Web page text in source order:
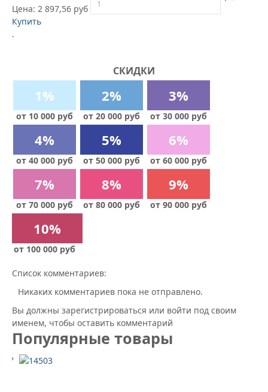
Цена: 2 897,56 руб
Купить
.
СКИДКИ
1%
от 10 000 руб
2%
от 20 000 руб
3%
от 30 000 руб
4%
от 40 000 руб
5%
от 50 000 руб
6%
от 60 000 руб
7%
от 70 000 руб
8%
от 80 000 руб
9%
от 90 000 руб
10%
от 100 000 руб
Список комментариев:
Никаких комментариев пока не отправлено.
Вы должны зарегистрироваться или войти под своим
именем, чтобы оставить комментарий
Популярные товары